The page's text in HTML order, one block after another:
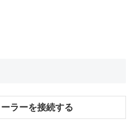
ラーを接続する